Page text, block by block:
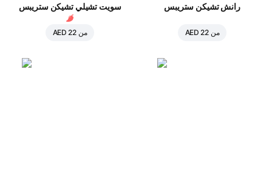
رانش تشيكن ستريبس
منAED 22
سويت تشيلي تشيكن ستريبس
منAED 22